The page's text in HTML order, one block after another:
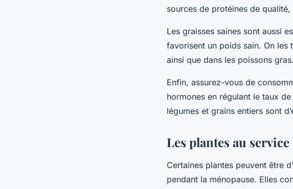
sources de protéines de
Les graisses saines sont aussi
favorisent un poids sain. On les
ainsi que dans les poissons gras.
Enfin, assurez-vous de
hormones en régulant le taux
légumes et grains entiers sont
Les plantes au
Certaines plantes peuvent être
pendant la ménopause. Elles